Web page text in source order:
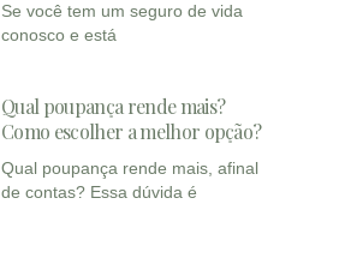
Se você tem um seguro de vida
conosco e está
Qual poupança rende mais?
Como escolher a melhor opção?
Qual poupança rende mais, afinal
de contas? Essa dúvida é